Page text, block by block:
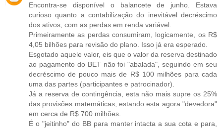
Encontra-se disponível o balancete de junho. Estava
curioso quanto a contabilização do inevitável decréscimo
dos ativos, com as perdas em renda variável.
Primeiramente as perdas consumiram, logicamente, os R$
4,05 bilhões para revisão do plano. Isso já era esperado.
Esgotado aquele valor, eis que o valor da reserva destinado
ao pagamento do BET não foi "abalada", seguindo em seu
decréscimo de pouco mais de R$ 100 milhões para cada
uma das partes (participantes e patrocinador).
Já a reserva de contingência, esta não mais supre os 25%
das provisões matemáticas, estando esta agora "devedora"
em cerca de R$ 700 milhões.
É o "jeitinho" do BB para manter intacta a sua cota e para,